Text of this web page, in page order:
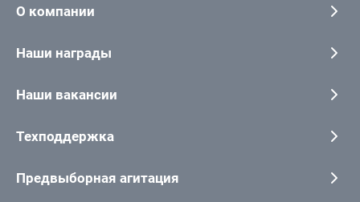
О компании
Наши награды
Наши вакансии
Техподдержка
Предвыборная агитация